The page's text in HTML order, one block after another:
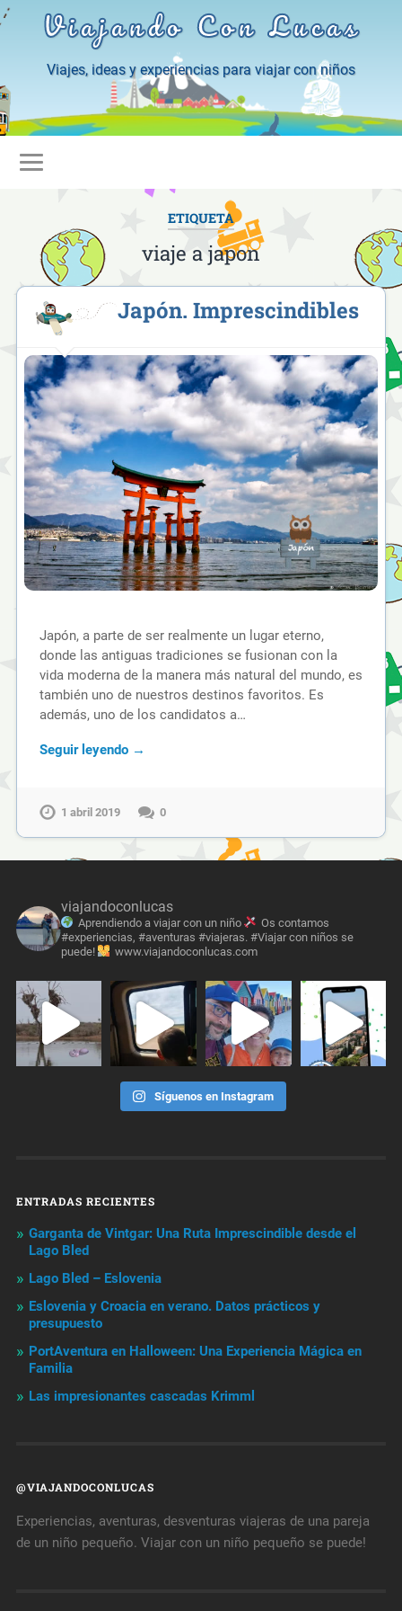
Viajando Con Lucas
Viajes, ideas y experiencias para viajar con niños
ETIQUETA
viaje a japon
Japón. Imprescindibles
Japón, a parte de ser realmente un lugar eterno,
donde las antiguas tradiciones se fusionan con la
vida moderna de la manera más natural del mundo, es
también uno de nuestros destinos favoritos. Es
además, uno de los candidatos a…
Seguir leyendo →
1 abril 2019 0
viajandoconlucas
Aprendiendo a viajar con un niño
Os contamos
#experiencias, #aventuras #viajeras. #Viajar con niños se
puede!
www.viajandoconlucas.com
Síguenos en Instagram
ENTRADAS RECIENTES
Garganta de Vintgar: Una Ruta Imprescindible desde el
Lago Bled
Lago Bled – Eslovenia
Eslovenia y Croacia en verano. Datos prácticos y
presupuesto
PortAventura en Halloween: Una Experiencia Mágica en
Familia
Las impresionantes cascadas Krimml
@VIAJANDOCONLUCAS
Experiencias, aventuras, desventuras viajeras de una pareja
de un niño pequeño. Viajar con un niño pequeño se puede!